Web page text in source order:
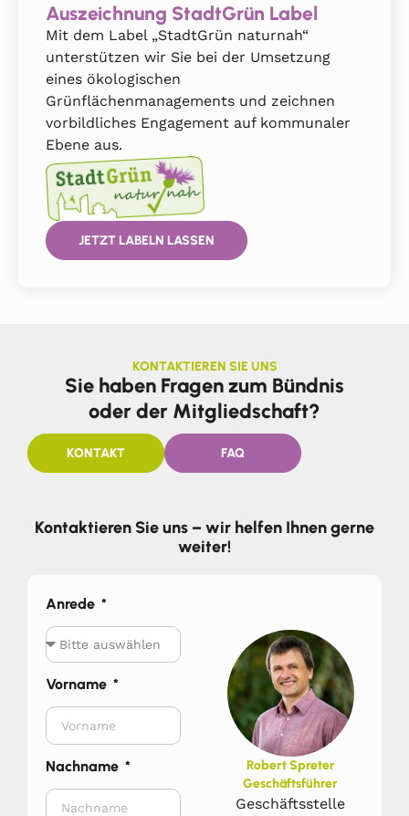
Auszeichnung StadtGrün Label
Mit dem Label „StadtGrün naturnah“
unterstützen wir Sie bei der Umsetzung
eines ökologischen
Grünflächenmanagements und zeichnen
vorbildliches Engagement auf kommunaler
Ebene aus.
JETZT LABELN LASSEN
KONTAKTIEREN SIE UNS
Sie haben Fragen zum Bündnis
oder der Mitgliedschaft?
KONTAKT FAQ
Kontaktieren Sie uns – wir helfen Ihnen gerne
weiter!
Anrede
Vorname
Nachname
Robert Spreter
Geschäftsführer
Geschäftsstelle